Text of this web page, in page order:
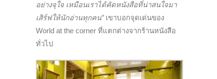
อย่างจุใจ เหมือนเราได้คัดหนังสือที่น่าสนใจมา
เสิร์ฟให้นักอ่านทุกคน”เขาบอกจุดเด่นของ
World at the corner ที่แตกต่างจากร้านหนังสือ
ทั่วไป